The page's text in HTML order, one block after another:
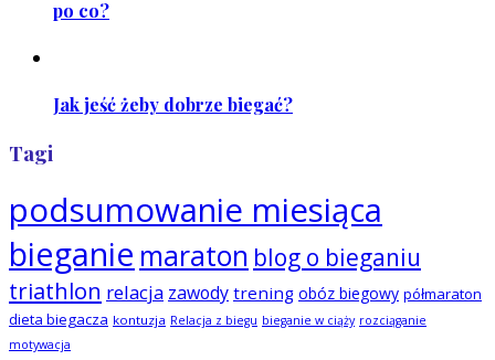
po co?
Jak jeść żeby dobrze biegać?
Tagi
podsumowanie miesiąca
bieganie maraton blog o bieganiu
triathlon relacja zawody trening obóz biegowy półmaraton
dieta biegacza kontuzja Relacja z biegu bieganie w ciąży rozciąganie
motywacja